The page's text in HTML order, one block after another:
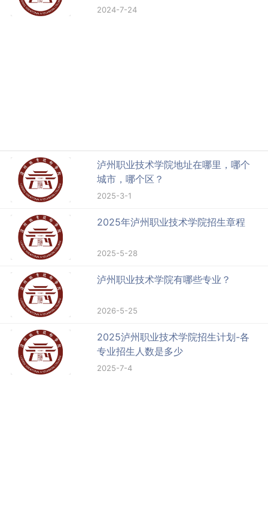
2024-7-24
泸州职业技术学院地址在哪里，哪个
城市，哪个区？
2025-3-1
2025年泸州职业技术学院招生章程
2025-5-28
泸州职业技术学院有哪些专业？
2026-5-25
2025泸州职业技术学院招生计划-各
专业招生人数是多少
2025-7-4